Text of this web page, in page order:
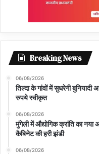
Breaking News
06/08/2026
तिल्दा के गांवों में सुधरेगी बुनियादी
रुपये स्वीकृत
06/08/2026
मुंगेली में औद्योगिक क्रांति का
कैबिनेट की हरी झंडी
06/08/2026